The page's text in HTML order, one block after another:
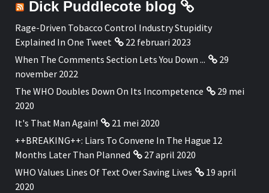
Dick Puddlecote blog
Rage-Driven Tobacco Control Industry Stupidity
Explained In One Tweet
22 februari 2023
When The Comments Section Lets You Down ...
29
november 2022
The WHO Doubles Down On Its Incompetence
29 mei
2020
It's That Man Again!
21 mei 2020
++BREAKING++: Liars To Convene In The Hague 12
Months Later Than Planned
27 april 2020
WHO Values Lines Of Text Over Saving Lives
19 april
2020